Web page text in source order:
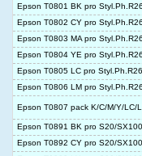
Epson T0801 BK pro
Epson T0802 CY pro
Epson T0803 MA pro
Epson T0804 YE pro
Epson T0805 LC pro
Epson T0806 LM pro
Epson T0807 pack K/C/M/Y/LC/
Epson T0891 BK pro S20/
Epson T0892 CY pro S20/